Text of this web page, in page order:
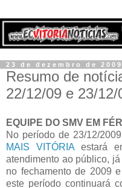
23 de dezembro de 2009
Resumo de
22/12/09 e 23/12/
EQUIPE DO SMV EM
No período de 23/12/
MAIS VITÓRIA estará
atendimento ao público,
no fechamento de 2009
este período continuará